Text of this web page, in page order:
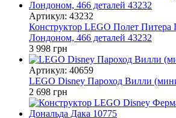
Артикул: 43232
Конструктор LEGO Полет
Лондоном, 466 деталей 43232
3 998 грн
Артикул: 40659
LEGO Disney Пароход Вилли
2 698 грн